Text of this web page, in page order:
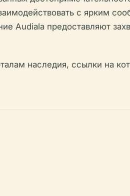
с ярким
Audiala предоставляют
наследия, ссылки на